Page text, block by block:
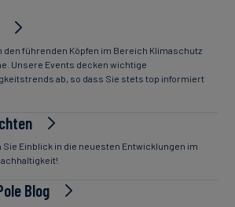
den führenden Köpfen im Bereich Klimaschutz
Unsere Events decken wichtige
ab, so dass Sie stets top informiert
Sie Einblick in die neuesten Entwicklungen im
Blog